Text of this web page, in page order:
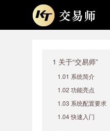
1 关于“交易师”
1.01 系统简介
1.02 功能亮点
1.03 系统配置要求
1.04 快速入门